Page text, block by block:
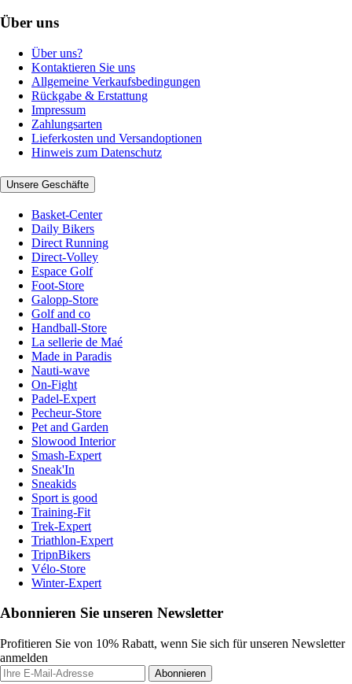
Über uns
Über uns?
Kontaktieren Sie uns
Allgemeine Verkaufsbedingungen
Rückgabe & Erstattung
Impressum
Zahlungsarten
Lieferkosten und Versandoptionen
Hinweis zum Datenschutz
Unsere Geschäfte
Basket-Center
Daily Bikers
Direct Running
Direct-Volley
Espace Golf
Foot-Store
Galopp-Store
Golf and co
Handball-Store
La sellerie de Maé
Made in Paradis
Nauti-wave
On-Fight
Padel-Expert
Pecheur-Store
Pet and Garden
Slowood Interior
Smash-Expert
Sneak'In
Sneakids
Sport is good
Training-Fit
Trek-Expert
Triathlon-Expert
TripnBikers
Vélo-Store
Winter-Expert
Abonnieren Sie unseren Newsletter
Profitieren Sie von 10% Rabatt, wenn Sie sich für unseren Newsletter
anmelden
Abonnieren